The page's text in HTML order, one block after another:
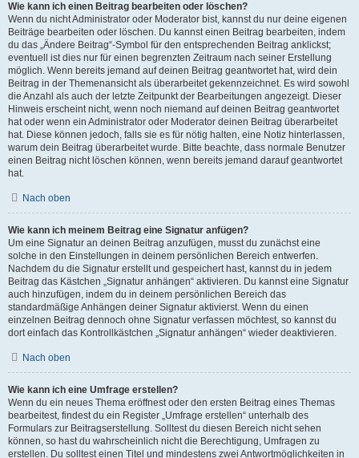
Wie kann ich einen Beitrag bearbeiten oder löschen?
Wenn du nicht Administrator oder Moderator bist, kannst du nur deine eigenen
Beiträge bearbeiten oder löschen. Du kannst einen Beitrag bearbeiten, indem
du das „Ändere Beitrag“-Symbol für den entsprechenden Beitrag anklickst;
eventuell ist dies nur für einen begrenzten Zeitraum nach seiner Erstellung
möglich. Wenn bereits jemand auf deinen Beitrag geantwortet hat, wird dein
Beitrag in der Themenansicht als überarbeitet gekennzeichnet. Es wird sowohl
die Anzahl als auch der letzte Zeitpunkt der Bearbeitungen angezeigt. Dieser
Hinweis erscheint nicht, wenn noch niemand auf deinen Beitrag geantwortet
hat oder wenn ein Administrator oder Moderator deinen Beitrag überarbeitet
hat. Diese können jedoch, falls sie es für nötig halten, eine Notiz hinterlassen,
warum dein Beitrag überarbeitet wurde. Bitte beachte, dass normale Benutzer
einen Beitrag nicht löschen können, wenn bereits jemand darauf geantwortet
hat.
Nach oben
Wie kann ich meinem Beitrag eine Signatur anfügen?
Um eine Signatur an deinen Beitrag anzufügen, musst du zunächst eine
solche in den Einstellungen in deinem persönlichen Bereich entwerfen.
Nachdem du die Signatur erstellt und gespeichert hast, kannst du in jedem
Beitrag das Kästchen „Signatur anhängen“ aktivieren. Du kannst eine Signatur
auch hinzufügen, indem du in deinem persönlichen Bereich das
standardmäßige Anhängen deiner Signatur aktivierst. Wenn du einen
einzelnen Beitrag dennoch ohne Signatur verfassen möchtest, so kannst du
dort einfach das Kontrollkästchen „Signatur anhängen“ wieder deaktivieren.
Nach oben
Wie kann ich eine Umfrage erstellen?
Wenn du ein neues Thema eröffnest oder den ersten Beitrag eines Themas
bearbeitest, findest du ein Register „Umfrage erstellen“ unterhalb des
Formulars zur Beitragserstellung. Solltest du diesen Bereich nicht sehen
können, so hast du wahrscheinlich nicht die Berechtigung, Umfragen zu
erstellen. Du solltest einen Titel und mindestens zwei Antwortmöglichkeiten in